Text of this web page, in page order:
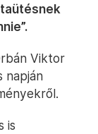
Viktor
napján
is